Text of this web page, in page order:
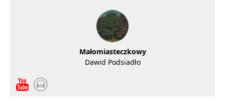
Małomiasteczkowy
Dawid Podsiadło